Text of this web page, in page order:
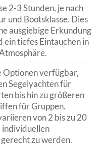
2-3 Stunden, je nach
und Bootsklasse. Dies
ausgiebige Erkundung
ein tiefes Eintauchen in
Optionen verfügbar,
Segelyachten für
bis hin zu größeren
für Gruppen.
von 2 bis zu 20
individuellen
zu werden.